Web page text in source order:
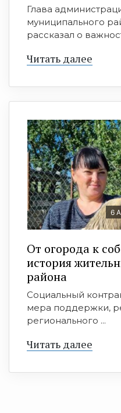
Глава
муниципального
рассказал о
Читать далее
6
От огорода к
история
района
Социальный
мера поддержки,
регионального ...
Читать далее